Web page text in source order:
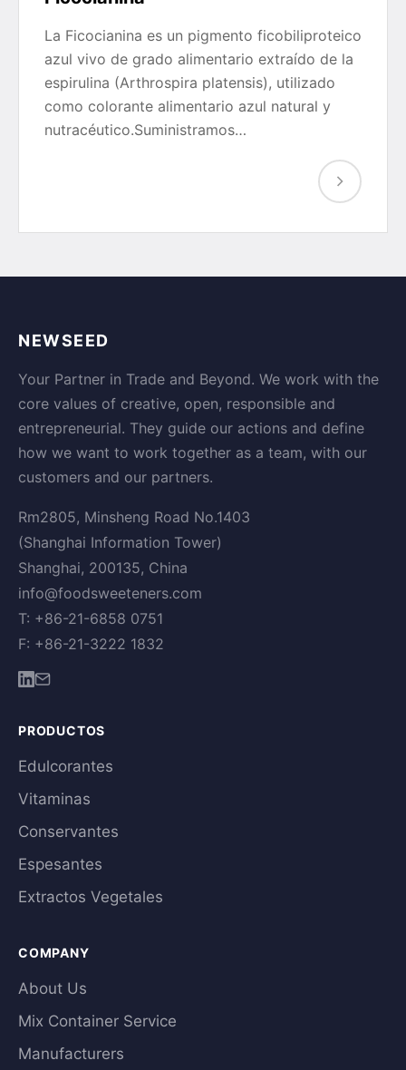
La Ficocianina es un pigmento ficobiliproteico
azul vivo de grado alimentario extraído de la
espirulina (Arthrospira platensis), utilizado
como colorante alimentario azul natural y
nutracéutico.Suministramos…
NEWSEED
Your Partner in Trade and Beyond. We work with the
core values of creative, open, responsible and
entrepreneurial. They guide our actions and define
how we want to work together as a team, with our
customers and our partners.
Rm2805, Minsheng Road No.1403
(Shanghai Information Tower)
Shanghai, 200135, China
info@foodsweeteners.com
T: +86-21-6858 0751
F: +86-21-3222 1832
PRODUCTOS
Edulcorantes
Vitaminas
Conservantes
Espesantes
Extractos Vegetales
COMPANY
About Us
Mix Container Service
Manufacturers